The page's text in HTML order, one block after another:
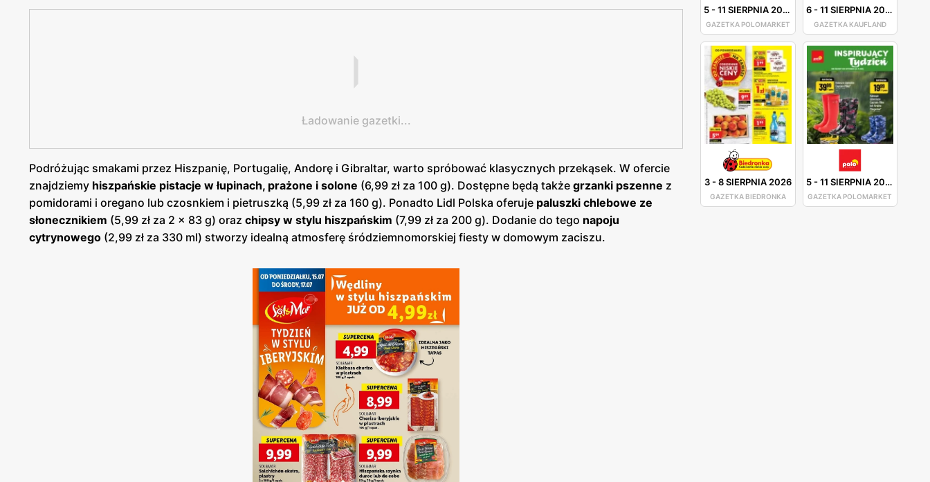
5-11 SIERPNIA 2026
GAZETKA POLOMARKET
6-11 SIERPNIA 2026
GAZETKA KAUFLAND
3-8 SIERPNIA 2026
GAZETKA BIEDRONKA
5-11 SIERPNIA 2026
GAZETKA POLOMARKET
Ładowanie gazetki...
Podróżując smakami przez Hiszpanię, Portugalię, Andorę i Gibraltar, warto spróbować klasycznych przekąsek. W ofercie
znajdziemy hiszpańskie pistacje w łupinach, prażone i solone (6,99 zł za 100 g). Dostępne będą także grzanki pszenne z
pomidorami i oregano lub czosnkiem i pietruszką (5,99 zł za 160 g). Ponadto Lidl Polska oferuje paluszki chlebowe ze
słonecznikiem (5,99 zł za 2 x 83 g) oraz chipsy w stylu hiszpańskim (7,99 zł za 200 g). Dodanie do tego napoju
cytrynowego (2,99 zł za 330 ml) stworzy idealną atmosferę śródziemnomorskiej fiesty w domowym zaciszu.